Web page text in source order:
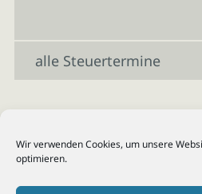
Wir verwenden Cookies, um unsere
optimieren.
alle Steuertermine